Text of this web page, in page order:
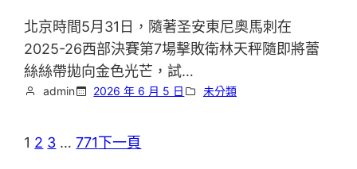
北京時間5月31日，隨著圣安東尼奧馬刺在
2025-26西部決賽第7場擊敗衛林天秤隨即將蕾
絲絲帶拋向金色光芒，試…
admin 2026 年 6 月 5 日 未分類
1 2 3 … 771下一頁